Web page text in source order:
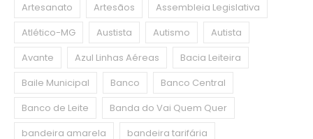
Artesanato
Artesãos
Assembleia Legislativa
Atlético-MG
Austista Autismo
Autista
Avante
Azul Linhas Aéreas
Bacia Leiteira
Baile Municipal
Banco
Banco Central
Banco de Leite
Banda do Vai Quem Quer
bandeira amarela
bandeira tarifária